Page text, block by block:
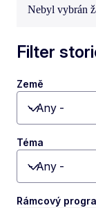
Nebyl vybrán
Filter
Země
Toggle
Téma
Toggle
Rámcový